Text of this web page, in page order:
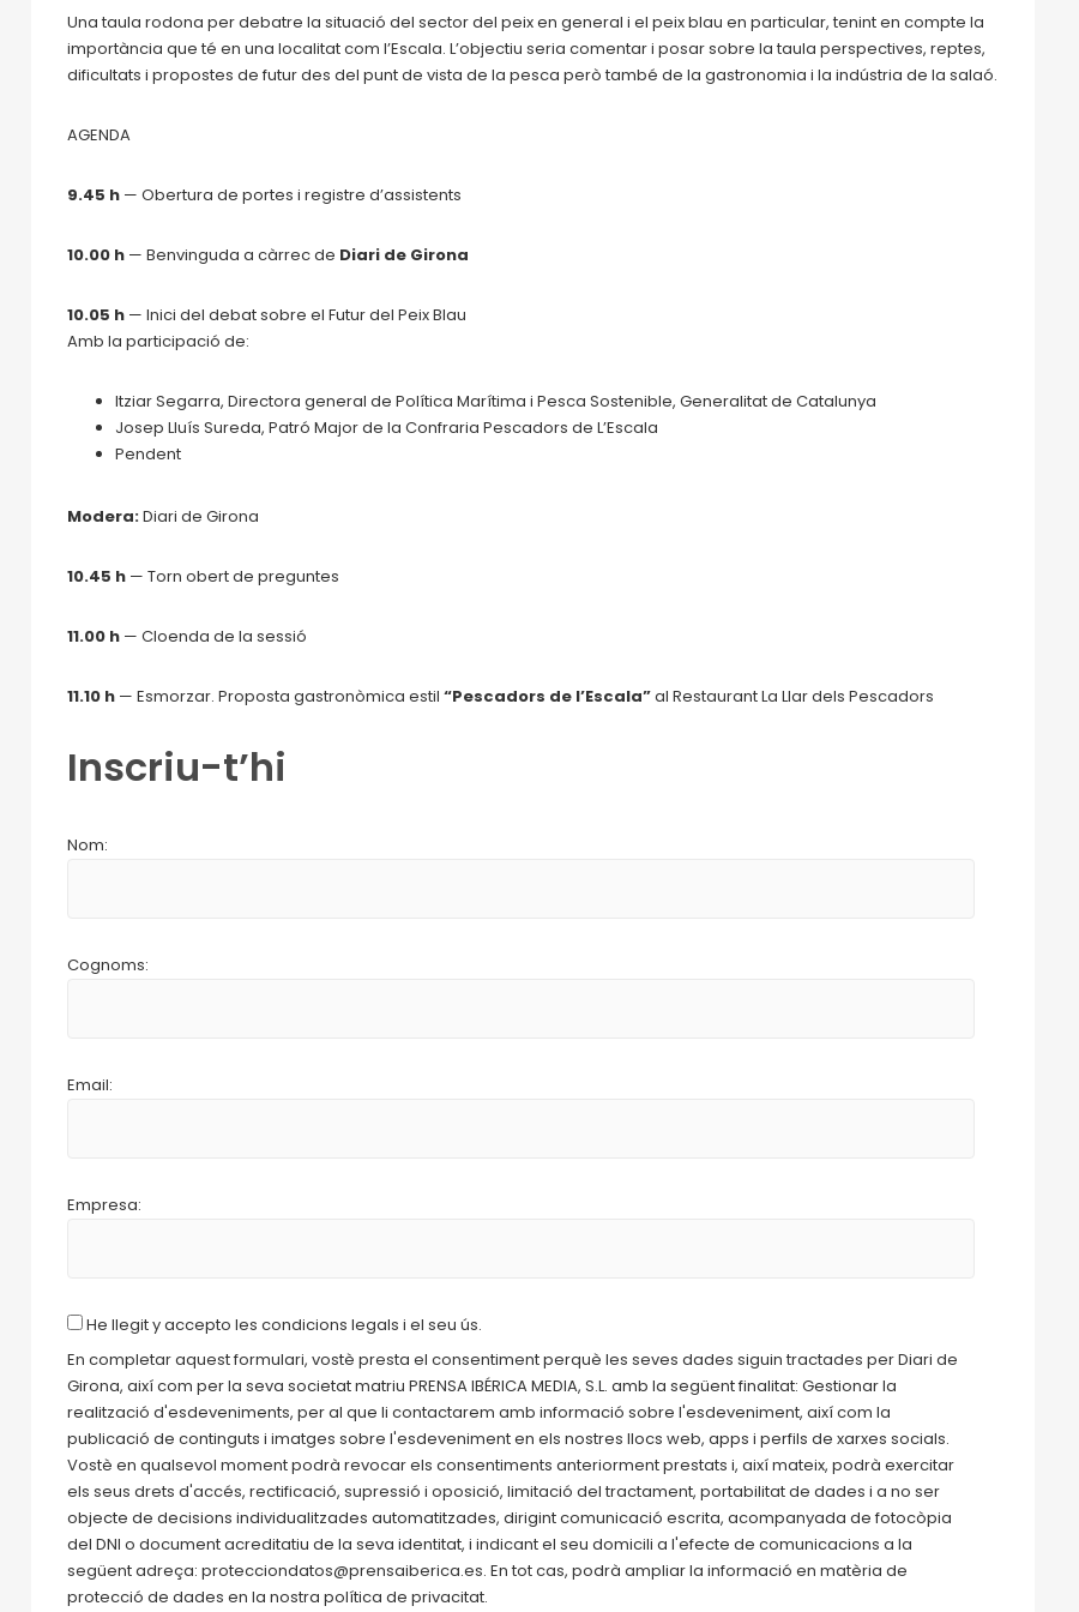
Una taula rodona per debatre la situació del sector del peix en general i el peix blau en particular, tenint en compte la
importància que té en una localitat com l’Escala. L’objectiu seria comentar i posar sobre la taula perspectives, reptes,
dificultats i propostes de futur des del punt de vista de la pesca però també de la gastronomia i la indústria de la salaó.
AGENDA
9.45 h — Obertura de portes i registre d’assistents
10.00 h — Benvinguda a càrrec de Diari de Girona
10.05 h — Inici del debat sobre el Futur del Peix Blau
Amb la participació de:
Itziar Segarra, Directora general de Política Marítima i Pesca Sostenible, Generalitat de Catalunya
Josep Lluís Sureda, Patró Major de la Confraria Pescadors de L’Escala
Pendent
Modera:Diari de Girona
10.45 h — Torn obert de preguntes
11.00 h — Cloenda de la sessió
11.10 h — Esmorzar. Proposta gastronòmica estil“Pescadors de l’Escala”al Restaurant La Llar dels Pescadors
Inscriu-t’hi
Nom:
Cognoms:
Email:
Empresa:
He llegit y accepto les condicions legals i el seu ús.
En completar aquest formulari, vostè presta el consentiment perquè les seves dades siguin tractades per Diari de
Girona, així com per la seva societat matriu PRENSA IBÉRICA MEDIA, S.L. amb la següent finalitat: Gestionar la
realització d'esdeveniments, per al que li contactarem amb informació sobre l'esdeveniment, així com la
publicació de continguts i imatges sobre l'esdeveniment en els nostres llocs web, apps i perfils de xarxes socials.
Vostè en qualsevol moment podrà revocar els consentiments anteriorment prestats i, així mateix, podrà exercitar
els seus drets d'accés, rectificació, supressió i oposició, limitació del tractament, portabilitat de dades i a no ser
objecte de decisions individualitzades automatitzades, dirigint comunicació escrita, acompanyada de fotocòpia
del DNI o document acreditatiu de la seva identitat, i indicant el seu domicili a l'efecte de comunicacions a la
següent adreça: protecciondatos@prensaiberica.es. En tot cas, podrà ampliar la informació en matèria de
protecció de dades en la nostra política de privacitat.